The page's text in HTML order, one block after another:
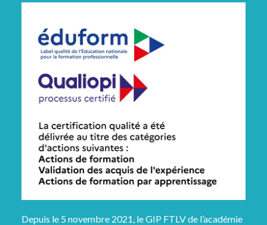
Depuis le 5 novembre 2021, le GIP FTLV de l’académie